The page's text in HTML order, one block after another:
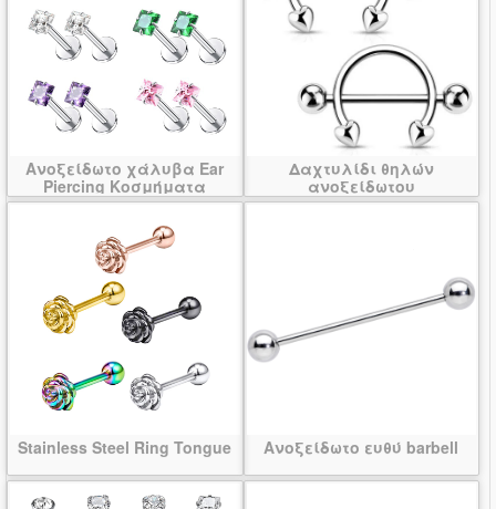
Ανοξείδωτο χάλυβα Ear
Piercing Κοσμήματα
Δαχτυλίδι θηλών
ανοξείδωτου
Stainless Steel Ring Tongue Ανοξείδωτο ευθύ barbell